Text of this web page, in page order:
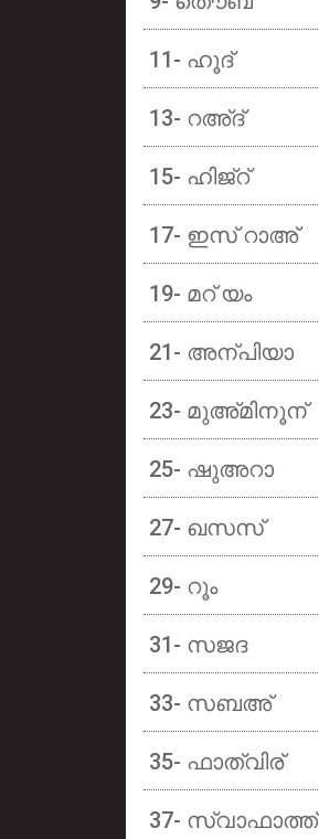
11- ഹൂദ്
13- റഅ്ദ്
15- ഹിജ്റ്
17- ഇസ് റാഅ്
19- മറ് യം
21- അന്പിയാ
23- മുഅ്മിനൂന്
25- ഷുഅറാ
27- ഖസസ്
29- റൂം
31- സജദ
33- സബഅ്
35- ഫാത്വിര്
37- സ്വാഫാത്ത്